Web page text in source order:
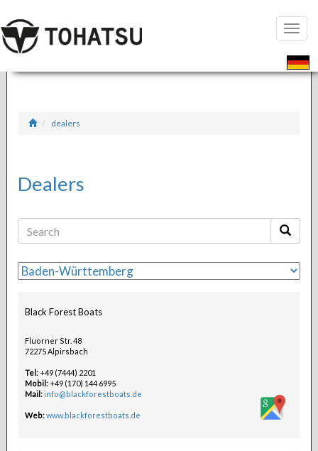
Toggle
dealers
Dealers
Black Forest Boats
Fluorner Str. 48
72275 Alpirsbach
Tel:+49 (7444) 2201
Mobil:+49 (170) 144 6995
Mail:info@blackforestboats.de
Web:www.blackforestboats.de